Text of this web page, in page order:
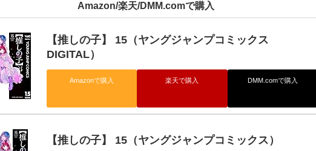
Amazon/楽天/DMM.comで購入
【推しの子】 15（ヤングジャンプコミックス
DIGITAL）
Amazonで購入 楽天で購入 DMM.comで購入
【推しの子】 15（ヤングジャンプコミックス）